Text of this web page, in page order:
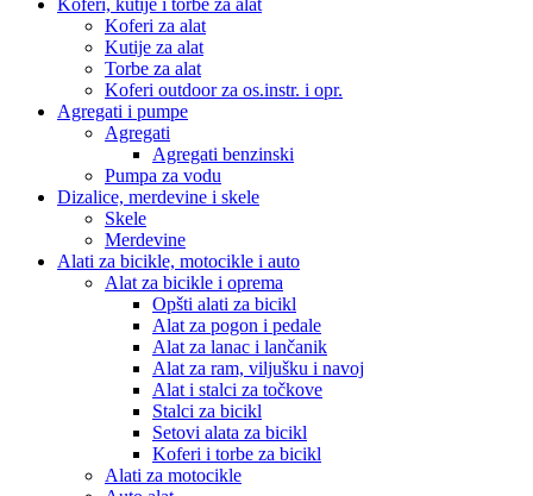
Koferi, kutije i torbe za alat
Koferi za alat
Kutije za alat
Torbe za alat
Koferi outdoor za os.instr. i opr.
Agregati i pumpe
Agregati
Agregati benzinski
Pumpa za vodu
Dizalice, merdevine i skele
Skele
Merdevine
Alati za bicikle, motocikle i auto
Alat za bicikle i oprema
Opšti alati za bicikl
Alat za pogon i pedale
Alat za lanac i lančanik
Alat za ram, viljušku i navoj
Alat i stalci za točkove
Stalci za bicikl
Setovi alata za bicikl
Koferi i torbe za bicikl
Alati za motocikle